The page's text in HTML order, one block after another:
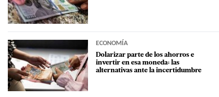
ECONOMÍA
Dolarizar parte de los ahorros e
invertir en esa moneda: las
alternativas ante la incertidumbre